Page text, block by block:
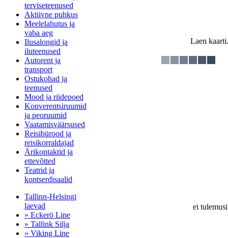
terviseteenused
Aktiivne puhkus
Meelelahutus ja
vaba aeg
Ilusalongid ja
iluteenused
Autorent ja
transport
Ostukohad ja
teenused
Mood ja riidepoed
Konverentsiruumid
ja peoruumid
Vaatamisväärsused
Reisibürood ja
reisikorraldajad
Ärikontaktid ja
ettevõtted
Teatrid ja
kontserdisaalid
Tallinn-Helsingi
laevad
» Eckerö Line
» Tallink Silja
» Viking Line
Laen
ei